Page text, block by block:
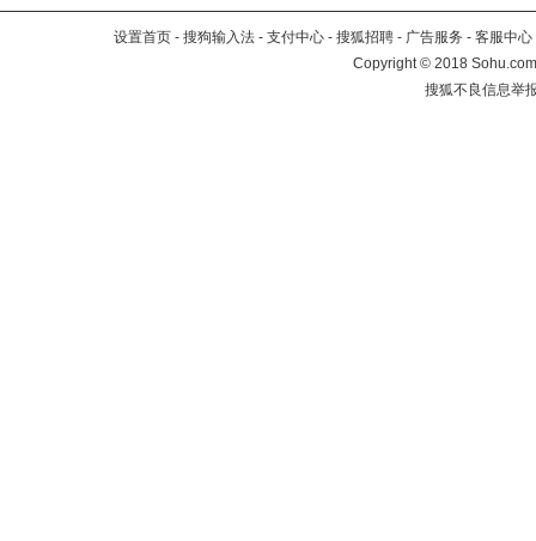
设置首页 - 搜狗输入法 - 支付中心 - 搜狐招聘 - 广告服务 - 客服中心
Copyright©2018
搜狐不良信息举